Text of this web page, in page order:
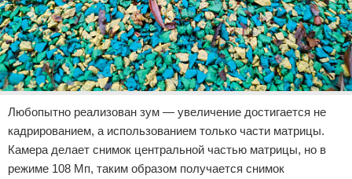
Любопытно реализован зум — увеличение достигается не
кадрированием, а использованием только части матрицы.
Камера делает снимок центральной частью матрицы, но в
режиме 108 Мп, таким образом получается снимок